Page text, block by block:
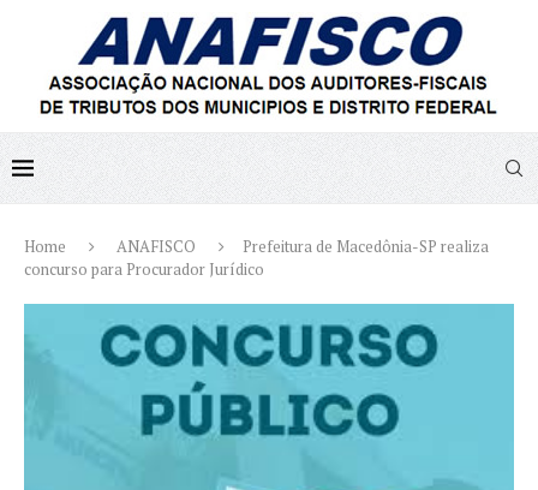
Home ANAFISCO
Prefeitura de Macedônia-SP realiza
concurso para Procurador Jurídico